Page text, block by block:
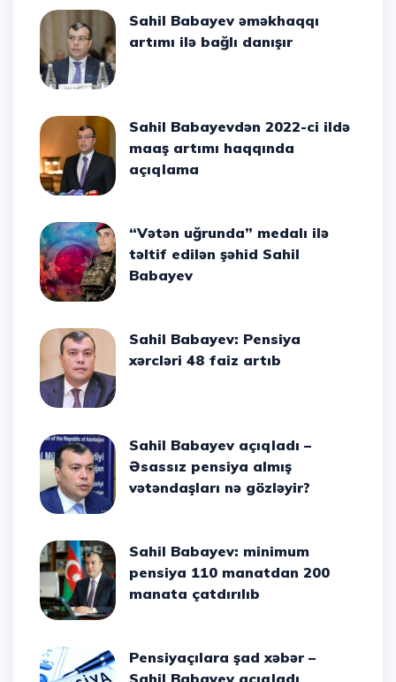
Sahil Babayev əməkhaqqı
artımı ilə bağlı danışır
Sahil Babayevdən 2022-ci ildə
maaş artımı haqqında
açıqlama
“Vətən uğrunda” medalı ilə
təltif edilən şəhid Sahil
Babayev
Sahil Babayev: Pensiya
xərcləri 48 faiz artıb
Sahil Babayev açıqladı –
Əsassız pensiya almış
vətəndaşları nə gözləyir?
Sahil Babayev: minimum
pensiya 110 manatdan 200
manata çatdırılıb
Pensiyaçılara şad xəbər –